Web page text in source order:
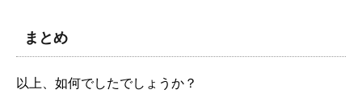
まとめ
以上、如何でしたでしょうか？